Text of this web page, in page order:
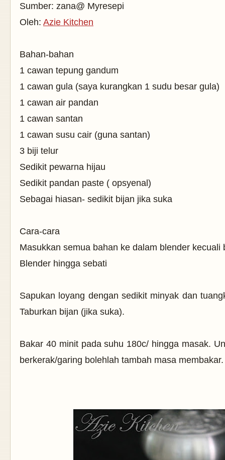
Sumber: zana@ Myresepi
Oleh: Azie Kitchen
Bahan-bahan
1 cawan tepung gandum
1 cawan gula (saya kurangkan 1 sudu besar gula)
1 cawan air pandan
1 cawan santan
1 cawan susu cair (guna santan)
3 biji telur
Sedikit pewarna hijau
Sedikit pandan paste ( opsyenal)
Sebagai hiasan- sedikit bijan jika suka
Cara-cara
Masukkan semua bahan ke dalam blender kecuali
Blender hingga sebati
Sapukan loyang dengan sedikit minyak dan
Taburkan bijan (jika suka).
Bakar 40 minit pada suhu 180c/ hingga masak.
berkerak/garing bolehlah tambah masa membakar.